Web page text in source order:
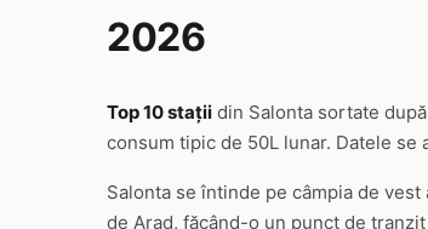
2026
Top 10 stații din Salonta sortate
consum tipic de 50L lunar. Datele
Salonta se întinde pe câmpia de
de Arad, făcând-o un punct de